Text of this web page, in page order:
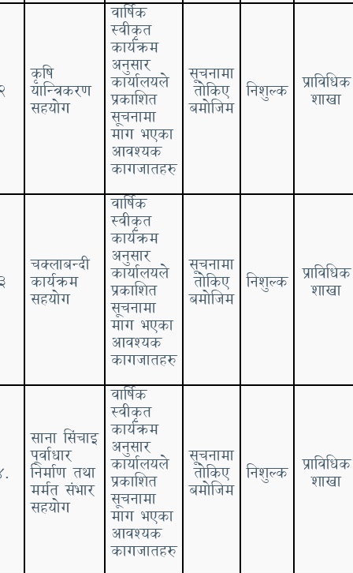
कृषि
यान्त्रिकरण
सहयोग
वार्षिक
स्वीकृत
कार्यक्रम
अनुसार
कार्यालयले
प्रकाशित
सूचनामा
माग भएका
आवश्यक
कागजातहरु
सूचनामा
तोकिए
बमोजिम
निशुल्क प्राविधिक
शाखा
चक्लाबन्दी
कार्यक्रम
सहयोग
वार्षिक
स्वीकृत
कार्यक्रम
अनुसार
कार्यालयले
प्रकाशित
सूचनामा
माग भएका
आवश्यक
कागजातहरु
सूचनामा
तोकिए
बमोजिम
निशुल्क प्राविधिक
शाखा
साना सिंचाइ
पूर्वाधार
निर्माण तथा
मर्मत संभार
सहयोग
वार्षिक
स्वीकृत
कार्यक्रम
अनुसार
कार्यालयले
प्रकाशित
सूचनामा
माग भएका
आवश्यक
कागजातहरु
सूचनामा
तोकिए
बमोजिम
निशुल्क प्राविधिक
शाखा